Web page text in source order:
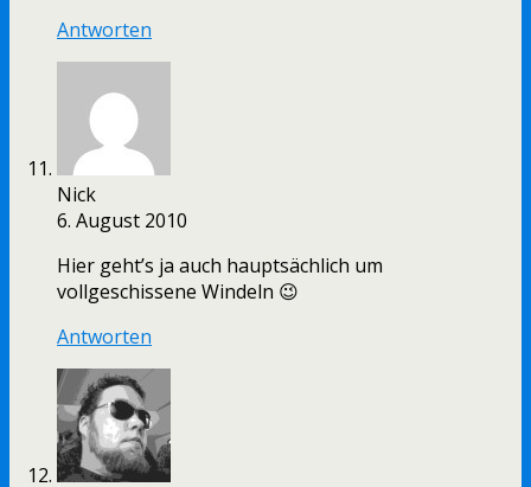
Antworten
Nick
6. August 2010
Hier geht’s ja auch hauptsächlich um
vollgeschissene Windeln 😉
Antworten